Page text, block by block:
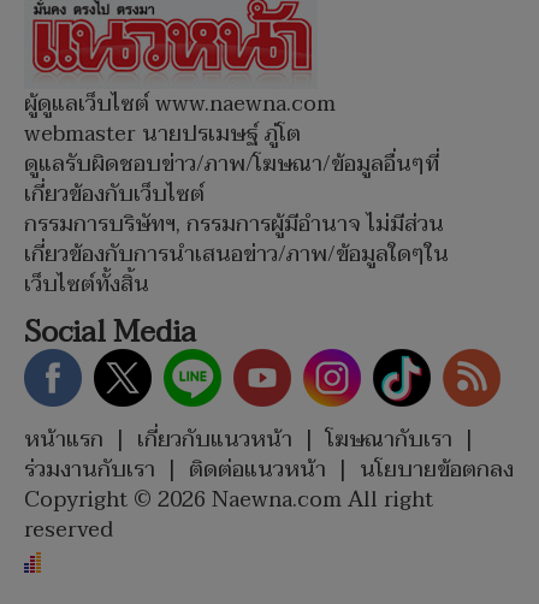
ผู้ดูแลเว็บไซต์ www.naewna.com
webmaster นายปรเมษฐ์ ภู่โต
ดูแลรับผิดชอบข่าว/ภาพ/โฆษณา/ข้อมูลอื่นๆที่
เกี่ยวข้องกับเว็บไซต์
กรรมการบริษัทฯ, กรรมการผู้มีอำนาจ ไม่มีส่วน
เกี่ยวข้องกับการนำเสนอข่าว/ภาพ/ข้อมูลใดๆใน
เว็บไซต์ทั้งสิ้น
Social Media
หน้าแรก | เกี่ยวกับแนวหน้า | โฆษณากับเรา |
ร่วมงานกับเรา | ติดต่อแนวหน้า | นโยบายข้อตกลง
Copyright © 2026 Naewna.com All right
reserved